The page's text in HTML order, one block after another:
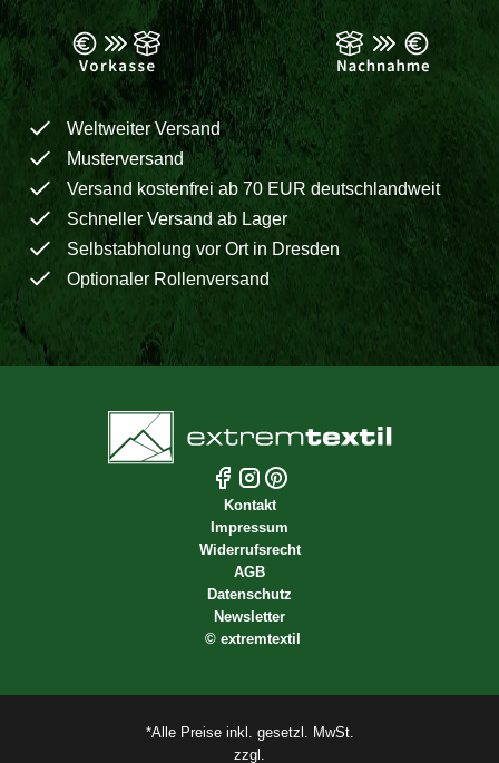
Weltweiter Versand
Musterversand
Versand kostenfrei ab 70 EUR deutschlandweit
Schneller Versand ab Lager
Selbstabholung vor Ort in Dresden
Optionaler Rollenversand
Kontakt
Impressum
Widerrufsrecht
AGB
Datenschutz
Newsletter
© extremtextil
*Alle Preise inkl. gesetzl. MwSt.
zzgl.